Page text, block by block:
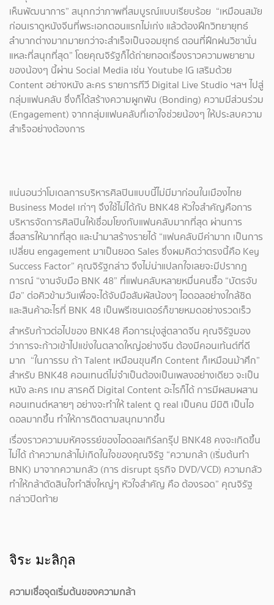
เห็นพัฒนาการ” สนุกกว่าภาพที่สมบูรณ์แบบเรียบร้อย “เหมือนสมัย
ก่อนเราดูหนังจีนที่พระเอกตอนแรกไม่เก่ง แล้วต้องฝึกวิทยายุทธ์
ลำบากต่างมากมายกว่าจะสำเร็จเป็นจอมยุทธ์ ตอนที่ฝึกฝนวิชานั่น
แหละที่สนุกที่สุด” โดยคุณจิรัฐก็ได้ถ่ายทอดเรื่องราวความพยายาม
ของน้องๆ นี้ผ่าน Social Media เช่น Youtube IG เสริมด้วย
Content อย่างหนัง ละคร รายการทีวี Digital Live Studio ฯลฯ ไปสู่
กลุ่มแฟนคลับ ซึ่งก็ได้สร้างความผูกพัน (Bonding) ความมีส่วนร่วม
(Engagement) จากกลุ่มแฟนคลับที่เอาใจช่วยน้องๆ ให้ประสบความ
สำเร็จอย่างต้องการ
แน่นอนว่าโมเดลการบริหารศิลปินแบบนี้ไม่มีมาก่อนในเมืองไทย
Business Model เก่าๆ จึงใช้ไม่ได้กับ BNK48 หัวใจสำคัญคือการ
บริหารจัดการศิลปินให้เชื่อมโยงกับแฟนคลับมากที่สุด ผ่านการ
สื่อสารให้มากที่สุด และนำมาสร้างรายได้ “แฟนคลับมีค่ามาก เป็นการ
เปลี่ยน engagement มาเป็นยอด Sales ซึ่งผมคิดว่าตรงนี้คือ Key
Success Factor” คุณจิรัฐกล่าว จึงไม่น่าแปลกใจเลยจะมีปรากฎ
การณ์ “งานจับมือ BNK 48” ที่แฟนคลับหลายหมื่นคนซื้อ “บัตรจับ
มือ” ต่อคิวข้ามวันเพื่อจะได้จับมือสัมผัสน้องๆ ไอดอลอย่างใกล้ชิด
และสินค้าอะไรที่ BNK 48 เป็นพรีเซนเตอร์ก็ขายหมดอย่างรวดเร็ว
สำหรับก้าวต่อไปของ BNK48 คือการมุ่งสู่ตลาดจีน คุณจิรัฐมอง
ว่าการจะก้าวเข้าไปแข่งในตลาดใหญ่อย่างจีน ต้องมีคอนเท้นต์ที่ดี
มาก “ในการรบ ถ้า Talent เหมือนขุนศึก Content ก็เหมือนม้าศึก”
สำหรับ BNK48 คอนเทนต์ไม่จำเป็นต้องเป็นเพลงอย่างเดียว จะเป็น
หนัง ละคร เกม สารคดี Digital Content อะไรก็ได้ การมีผสมผสาน
คอนเทนต์หลายๆ อย่างจะทำให้ talent ดู real เป็นคน มีมิติ เป็นไอ
ดอลมากขึ้น ทำให้การติดตามสนุกมากขึ้น
เรื่องราวความมหัศจรรย์ของไอดอลเกิร์ลกรุ๊ป BNK48 คงจะเกิดขึ้น
ไม่ได้ ถ้าความกล้าไม่เกิดในใจของคุณจิรัฐ “ความกล้า (เริ่มต้นทำ
BNK) มาจากความกลัว (การ disrupt ธุรกิจ DVD/VCD) ความกลัว
ทำให้กล้าตัดสินใจทำสิ่งใหญ่ๆ หัวใจสำคัญ คือ ต้องรอด” คุณจิรัฐ
กล่าวปิดท้าย
จิระ มะลิกุล
ความเชื่อจุดเริ่มต้นของความกล้า